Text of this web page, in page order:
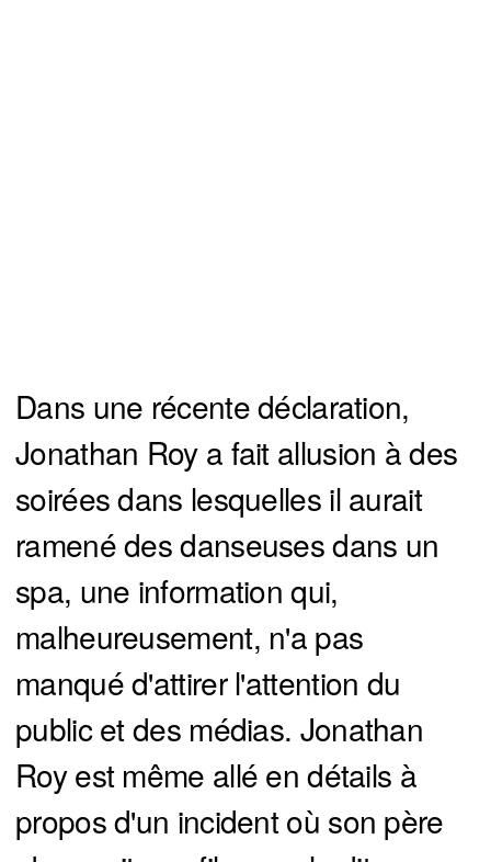
Dans une récente déclaration,
Jonathan Roy a fait allusion à des
soirées dans lesquelles il aurait
ramené des danseuses dans un
spa, une information qui,
malheureusement, n'a pas
manqué d'attirer l'attention du
public et des médias. Jonathan
Roy est même allé en détails à
propos d'un incident où son père